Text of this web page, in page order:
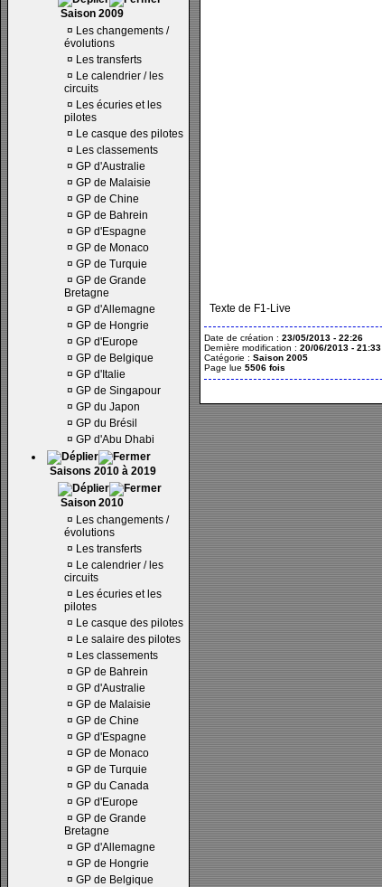
Saison 2009
¤ Les changements /
évolutions
¤ Les transferts
¤ Le calendrier / les
circuits
¤ Les écuries et les
pilotes
¤ Le casque des pilotes
¤ Les classements
¤ GP d'Australie
¤ GP de Malaisie
¤ GP de Chine
¤ GP de Bahrein
¤ GP d'Espagne
¤ GP de Monaco
¤ GP de Turquie
¤ GP de Grande
Bretagne
¤ GP d'Allemagne
¤ GP de Hongrie
¤ GP d'Europe
¤ GP de Belgique
¤ GP d'Italie
¤ GP de Singapour
¤ GP du Japon
¤ GP du Brésil
¤ GP d'Abu Dhabi
Saisons 2010 à 2019
Saison 2010
¤ Les changements /
évolutions
¤ Les transferts
¤ Le calendrier / les
circuits
¤ Les écuries et les
pilotes
¤ Le casque des pilotes
¤ Le salaire des pilotes
¤ Les classements
¤ GP de Bahrein
¤ GP d'Australie
¤ GP de Malaisie
¤ GP de Chine
¤ GP d'Espagne
¤ GP de Monaco
¤ GP de Turquie
¤ GP du Canada
¤ GP d'Europe
¤ GP de Grande
Bretagne
¤ GP d'Allemagne
¤ GP de Hongrie
¤ GP de Belgique
Texte de F1-Live
Date de création : 23/05/2013 - 22:26
Dernière modification : 20/06/2013 - 21:33
Catégorie : Saison 2005
Page lue 5506 fois